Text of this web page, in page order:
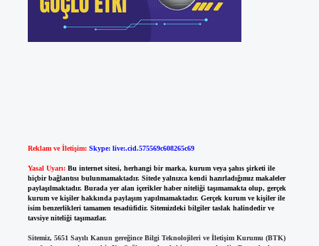
Reklam ve İletişim: Skype: live:.cid.575569c608265c69
Yasal Uyarı: Bu internet sitesi, herhangi bir marka, kurum veya şahıs şirketi ile
hiçbir bağlantısı bulunmamaktadır. Sitede yalnızca kendi hazırladığımız makaleler
paylaşılmaktadır. Burada yer alan içerikler haber niteliği taşımamakta olup, gerçek
kurum ve kişiler hakkında paylaşım yapılmamaktadır. Gerçek kurum ve kişiler ile
isim benzerlikleri tamamen tesadüfidir. Sitemizdeki bilgiler taslak halindedir ve
tavsiye niteliği taşımazlar.
Sitemiz, 5651 Sayılı Kanun gereğince Bilgi Teknolojileri ve İletişim Kurumu (BTK)